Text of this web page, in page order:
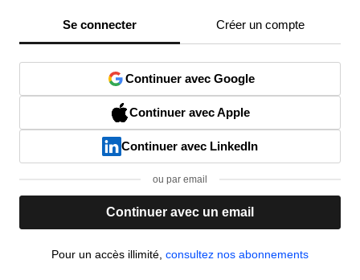
Se connecter Créer un compte
Continuer avec Google
Continuer avec Apple
Continuer avec LinkedIn
ou par email
Continuer avec un email
Pour un accès illimité, consultez nos abonnements